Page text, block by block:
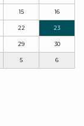
15 16
22 23
29 30
5 6